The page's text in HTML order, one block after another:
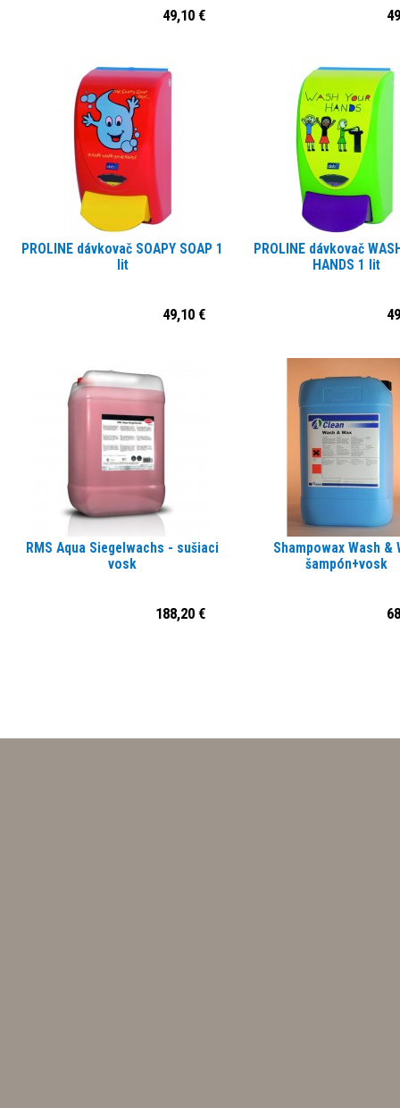
49,10 €
PROLINE dávkovač SOAPY SOAP 1
lit
49,10 €
PROLINE dávkovač
HANDS 1 lit
RMS Aqua Siegelwachs - sušiaci
vosk
188,20 €
Shampowax Wash &
šampón+vosk